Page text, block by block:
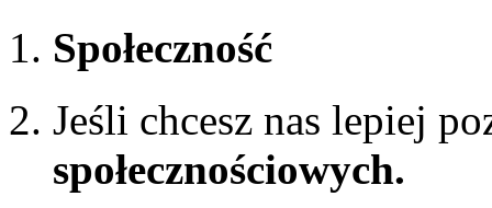
Społeczność
Jeśli chcesz nas lepiej
społecznościowych.